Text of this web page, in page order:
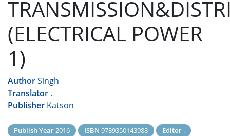
(ELECTRICAL POWER
1)
AuthorSingh
Translator .
Publisher Katson
Publish Year2016 ISBN 9789350143988 Editor .